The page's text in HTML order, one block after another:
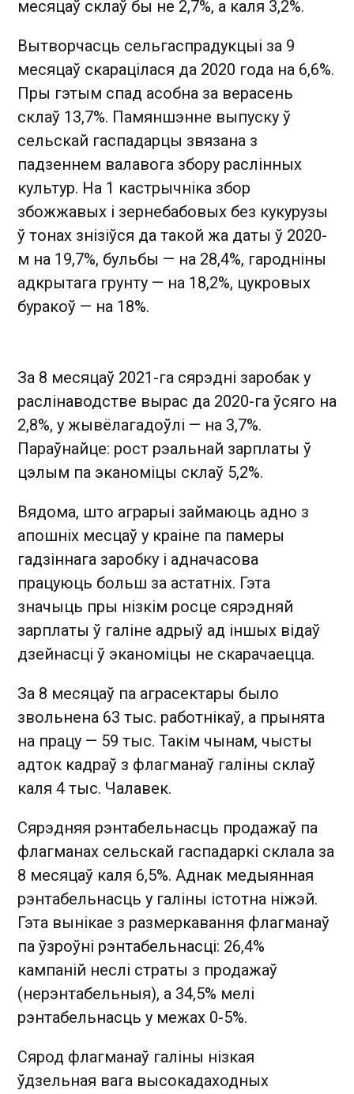
месяцаў склаў бы не 2,7%, а каля 3,2%.
Вытворчасць сельгаспрадукцыі за 9
месяцаў скарацілася да 2020 года на 6,6%.
Пры гэтым спад асобна за верасень
склаў 13,7%. Памяншэнне выпуску ў
сельскай гаспадарцы звязана з
падзеннем валавога збору раслінных
культур. На 1 кастрычніка збор
збожжавых і зернебабовых без кукурузы
ў тонах знізіўся да такой жа даты ў 2020-
м на 19,7%, бульбы — на 28,4%, гародніны
адкрытага грунту — на 18,2%, цукровых
буракоў — на 18%.
За 8 месяцаў 2021-га сярэдні заробак у
раслінаводстве вырас да 2020-га ўсяго на
2,8%, у жывёлагадоўлі — на 3,7%.
Параўнайце: рост рэальнай зарплаты ў
цэлым па эканоміцы склаў 5,2%.
Вядома, што аграрыі займаюць адно з
апошніх месцаў у краіне па памеры
гадзіннага заробку і адначасова
працуюць больш за астатніх. Гэта
значыць пры нізкім росце сярэдняй
зарплаты ў галіне адрыў ад іншых відаў
дзейнасці ў эканоміцы не скарачаецца.
За 8 месяцаў па аграсектары было
звольнена 63 тыс. работнікаў, а прынята
на працу — 59 тыс. Такім чынам, чысты
адток кадраў з флагманаў галіны склаў
каля 4 тыс. Чалавек.
Сярэдняя рэнтабельнасць продажаў па
флагманах сельскай гаспадаркі склала за
8 месяцаў каля 6,5%. Аднак медыянная
рэнтабельнасць у галіны істотна ніжэй.
Гэта вынікае з размеркавання флагманаў
па ўзроўні рэнтабельнасці: 26,4%
кампаній неслі страты з продажаў
(нерэнтабельныя), а 34,5% мелі
рэнтабельнасць у межах 0-5%.
Сярод флагманаў галіны нізкая
ўдзельная вага высокадаходных